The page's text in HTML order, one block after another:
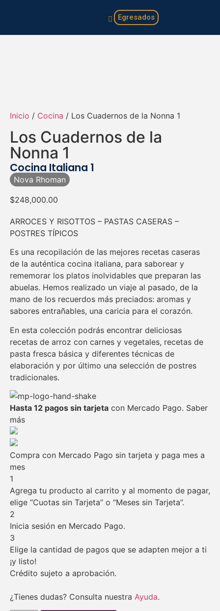
Egresados
Inicio / Cocina / Los Cuadernos de la Nonna 1
Los Cuadernos de la
Nonna 1
Cocina Italiana 1
Nova Rhoman
$248,000.00
ARROCES Y RISOTTOS – PASTAS CASERAS –
POSTRES TÍPICOS
Es una recopilación de las mejores recetas caseras
de la auténtica cocina italiana, para saborear y
rememorar los platos inolvidables que preparan las
abuelas. Hemos realizado un viaje al pasado, de la
mano de los recuerdos más preciados: aromas y
sabores entrañables, una caricia para el corazón.
En esta colección podrás encontrar deliciosas
recetas de arroz con carnes y vegetales, recetas de
pasta fresca básica y diferentes técnicas de
elaboración y por último una selección de postres
tradicionales.
Hasta 12 pagos sin tarjeta con Mercado Pago. Saber
más
Compra con Mercado Pago sin tarjeta y paga mes a
mes
1
Agrega tu producto al carrito y al momento de pagar,
elige “Cuotas sin Tarjeta” o “Meses sin Tarjeta”.
2
Inicia sesión en Mercado Pago.
3
Elige la cantidad de pagos que se adapten mejor a ti
¡y listo!
Crédito sujeto a aprobación.
¿Tienes dudas? Consulta nuestra Ayuda.